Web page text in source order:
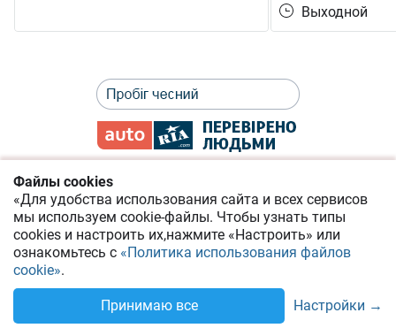
Позвонить
Выходной
Политика приватности
Соглашение о предоставлении онлайн-сервисов
Помощь по сайту AUTO.RIA
© 2014-2026 RIA.com Укр Рус
Файлы cookies
«Для удобства использования сайта и всех сервисов
мы используем cookie-файлы. Чтобы узнать типы
cookies и настроить их,нажмите «Настроить» или
ознакомьтесь с «Политика использования файлов
cookie».
Принимаю все Настройки →